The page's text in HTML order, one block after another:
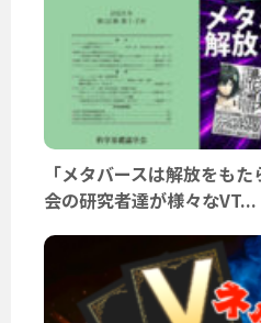
「メタバースは解放をも
会の研究者達が様々なVT...